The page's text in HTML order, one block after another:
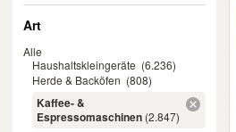
Art
Alle
Haushaltskleingeräte (6.236)
Herde & Backöfen (808)
Kaffee- &
Espressomaschinen (2.847)